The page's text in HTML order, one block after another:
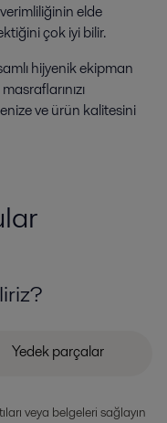
elde
çok iyi bilir.
hijyenik ekipman
ve ürün kalitesini
veya belgeleri sağlayın